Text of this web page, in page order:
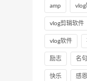
amp vlog
vlog剪辑软件
vlog软件
励志 名句
快乐 感恩